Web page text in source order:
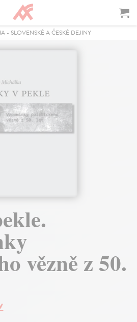
- SLOVENSKÉ A ČESKÉ DEJINY
vězně z 50.